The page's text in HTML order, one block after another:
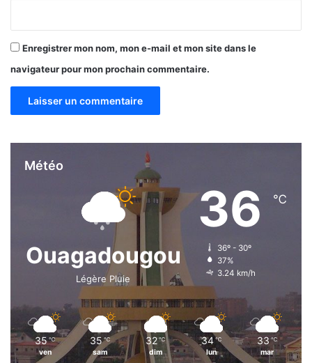
Enregistrer mon nom, mon e-mail et mon site dans le
navigateur pour mon prochain commentaire.
Météo
Ouagadougou
Légère Pluie
36 ℃
36º - 30º
37%
3.24 km/h
35 ℃
ven
35 ℃
sam
32 ℃
dim
34 ℃
lun
33 ℃
mar